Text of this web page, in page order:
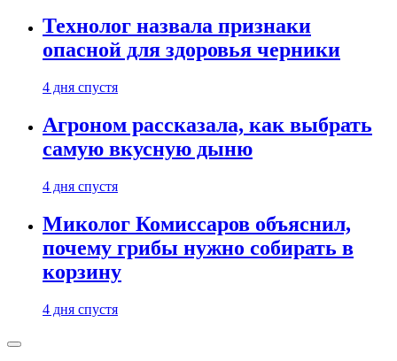
Технолог назвала признаки
опасной для здоровья черники
4 дня спустя
Агроном рассказала, как выбрать
самую вкусную дыню
4 дня спустя
Миколог Комиссаров объяснил,
почему грибы нужно собирать в
корзину
4 дня спустя